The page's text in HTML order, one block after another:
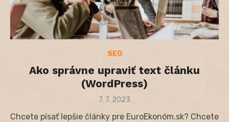
SEO
Ako správne upraviť text článku
(WordPress)
Posted
7. 7. 2023
Chcete písať lepšie články pre EuroEkonóm.sk? Chcete